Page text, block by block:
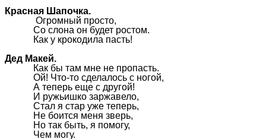
Красная Шапочка.
Огромный просто,
Со слона он будет ростом.
Как у крокодила пасть!
Дед Макей.
Как бы там мне не пропасть.
Ой! Что-то сделалось с ногой,
А теперь еще с другой!
И ружьишко заржавело,
Стал я стар уже теперь,
Не боится меня зверь,
Но так быть, я помогу,
Чем могу.